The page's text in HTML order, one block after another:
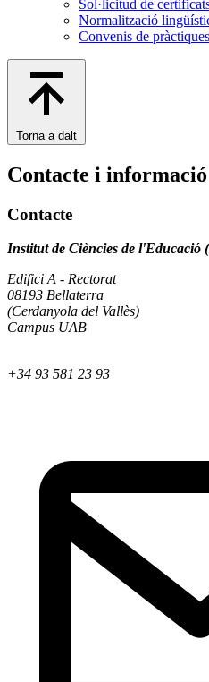
Sol·licitud de
Normalització
Convenis de
Torna a dalt
Contacte i
Contacte
Institut de Ciències de l'Educació
Edifici A - Rectorat
08193 Bellaterra
(Cerdanyola del Vallès)
Campus UAB
+34 93 581 23 93